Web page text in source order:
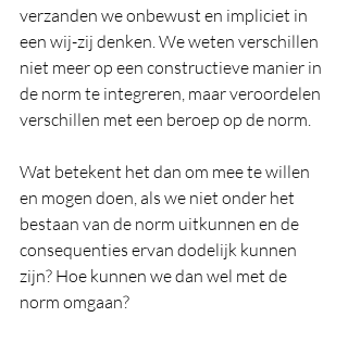
verzanden we onbewust en impliciet in
een wij-zij denken. We weten verschillen
niet meer op een constructieve manier in
de norm te integreren, maar veroordelen
verschillen met een beroep op de norm.
Wat betekent het dan om mee te willen
en mogen doen, als we niet onder het
bestaan van de norm uitkunnen en de
consequenties ervan dodelijk kunnen
zijn? Hoe kunnen we dan wel met de
norm omgaan?